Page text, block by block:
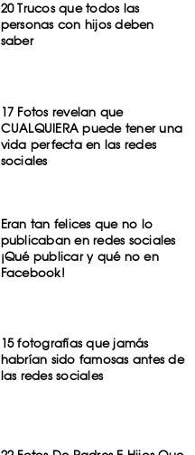
20 Trucos que todos las
personas con hijos deben
saber
17 Fotos revelan que
CUALQUIERA puede tener una
vida perfecta en las redes
sociales
Eran tan felices que no lo
publicaban en redes sociales
¡Qué publicar y qué no en
Facebook!
15 fotografías que jamás
habrían sido famosas antes de
las redes sociales